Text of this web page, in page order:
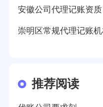
安徽公司代理记账资质
崇明区常规代理记账
推荐阅读